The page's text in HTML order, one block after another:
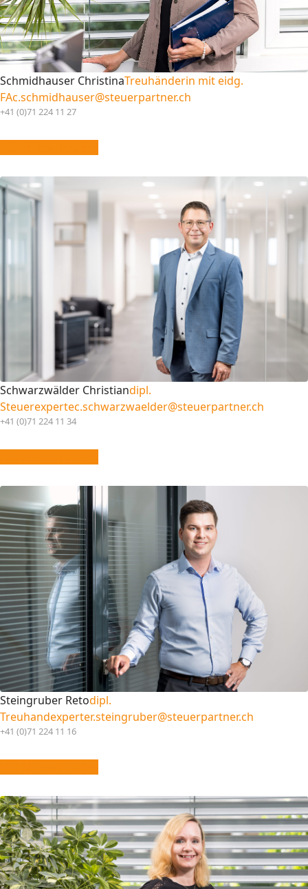
Schmidhauser ChristinaTreuhänderin mit eidg.
FAc.schmidhauser@steuerpartner.ch
+41 (0)71 224 11 27
Schwarzwälder Christiandipl.
Steuerexpertec.schwarzwaelder@steuerpartner.ch
+41 (0)71 224 11 34
Steingruber Retodipl.
Treuhandexperter.steingruber@steuerpartner.ch
+41 (0)71 224 11 16